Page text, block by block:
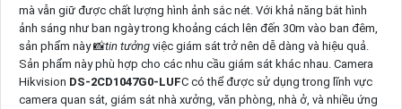
mà vẫn giữ được chất lượng hình ảnh sắc nét. Với khả năng bắt hình
ảnh sáng như ban ngày trong khoảng cách lên đến 30m vào ban đêm,
sản phẩm này 📸tin tưởngviệc giám sát trở nên dễ dàng và hiệu quả.
Sản phẩm này phù hợp cho các nhu cầu giám sát khác nhau. Camera
Hikvision DS-2CD1047G0-LUFC có thể được sử dụng trong lĩnh vực
camera quan sát, giám sát nhà xưởng, văn phòng, nhà ở, và nhiều ứng